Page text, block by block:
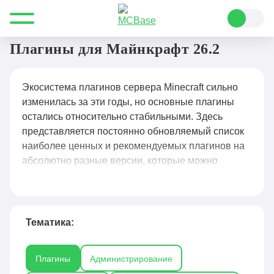
Все для Minecraft Плагины
Плагины для Майнкрафт 26.2
Экосистема плагинов сервера Minecraft сильно
изменилась за эти годы, но основные плагины
остались относительно стабильными. Здесь
представляется постоянно обновляемый список
наиболее ценных и рекомендуемых плагинов на
абсолютно разные версии, которые можно
не возникало трудностей в настройке и в
Плагины для Майнкрафт— это файлы,
Тематика:
Плагины Администрирование